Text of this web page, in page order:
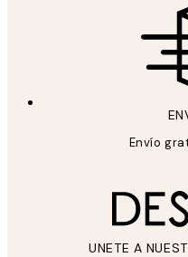
Envío
UNETE A